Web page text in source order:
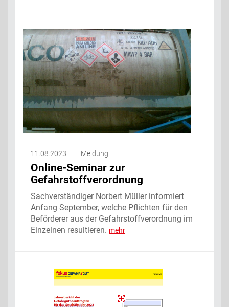
11.08.2023 Meldung
Online-Seminar zur
Gefahrstoffverordnung
Sachverständiger Norbert Müller informiert
Anfang September, welche Pflichten für den
Beförderer aus der Gefahrstoffverordnung im
Einzelnen resultieren. mehr